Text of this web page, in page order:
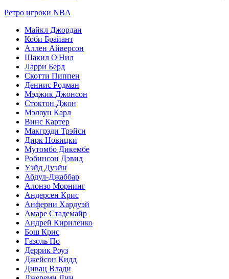
Ретро игроки NBA
Майкл Джордан
Коби Брайант
Аллен Айверсон
Шакил О'Нил
Ларри Берд
Скотти Пиппен
Деннис Родман
Мэджик Джонсон
Стоктон Джон
Мэлоун Карл
Винс Картер
Макгрэди Трэйси
Дирк Новицки
Мутомбо Дикембе
Робинсон Дэвид
Уэйд Дуэйн
Абдул-Джаббар
Алонзо Морнинг
Андерсен Крис
Анферни Xардуэй
Амаре Стадемайр
Андрей Кириленко
Бош Крис
Газоль По
Деррик Роуз
Джейсон Кидд
Дивац Влади